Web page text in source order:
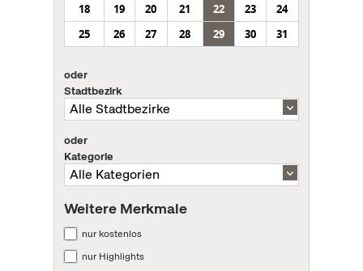
18
19 20 21 22 23
24
25
26 27 28 29 30 31
oder
Stadtbezirk
oder
Kategorie
Weitere Merkmale
nur kostenlos
nur Highlights